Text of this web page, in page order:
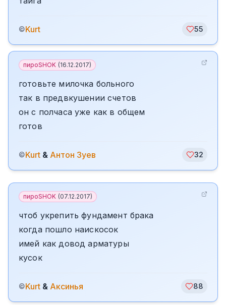
©Kurt 55
пироSHOK (16.12.2017)
готовьте милочка больного
так в предвкушении счетов
он с полчаса уже как в общем
готов
©Kurt & Антон Зуев 32
пироSHOK (07.12.2017)
чтоб укрепить фундамент брака
когда пошло наискосок
имей как довод арматуры
кусок
©Kurt & Аксинья 88